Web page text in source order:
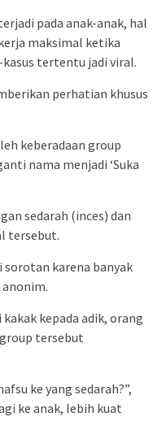
pada anak-anak, hal
maksimal ketika
tertentu jadi viral.
perhatian khusus
keberadaan group
nama menjadi ‘Suka
sedarah (inces) dan
tersebut.
sorotan karena banyak
kepada adik, orang
tersebut
ke yang sedarah?”,
ke anak, lebih kuat